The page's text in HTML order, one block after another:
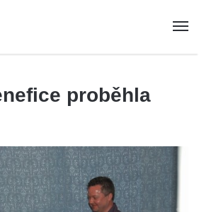
proběhla